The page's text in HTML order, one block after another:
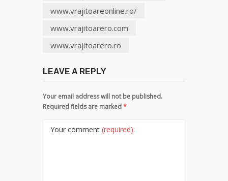
www.vrajitoareonline.ro/
www.vrajitoarero.com
www.vrajitoarero.ro
LEAVE A REPLY
Your email address will not be published.
Required fields are marked*
Your comment (required):